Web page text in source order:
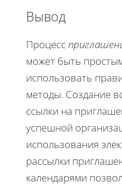
Вывод
Процесс
может быть
использовать
методы. Создание
ссылки на
успешной
использования
рассылки
календарями